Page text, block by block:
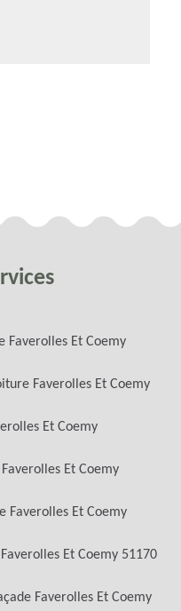
Faverolles Et Coemy
Faverolles Et Coemy
Et Coemy
Et Coemy
Faverolles Et Coemy
Et Coemy 51170
Faverolles Et Coemy